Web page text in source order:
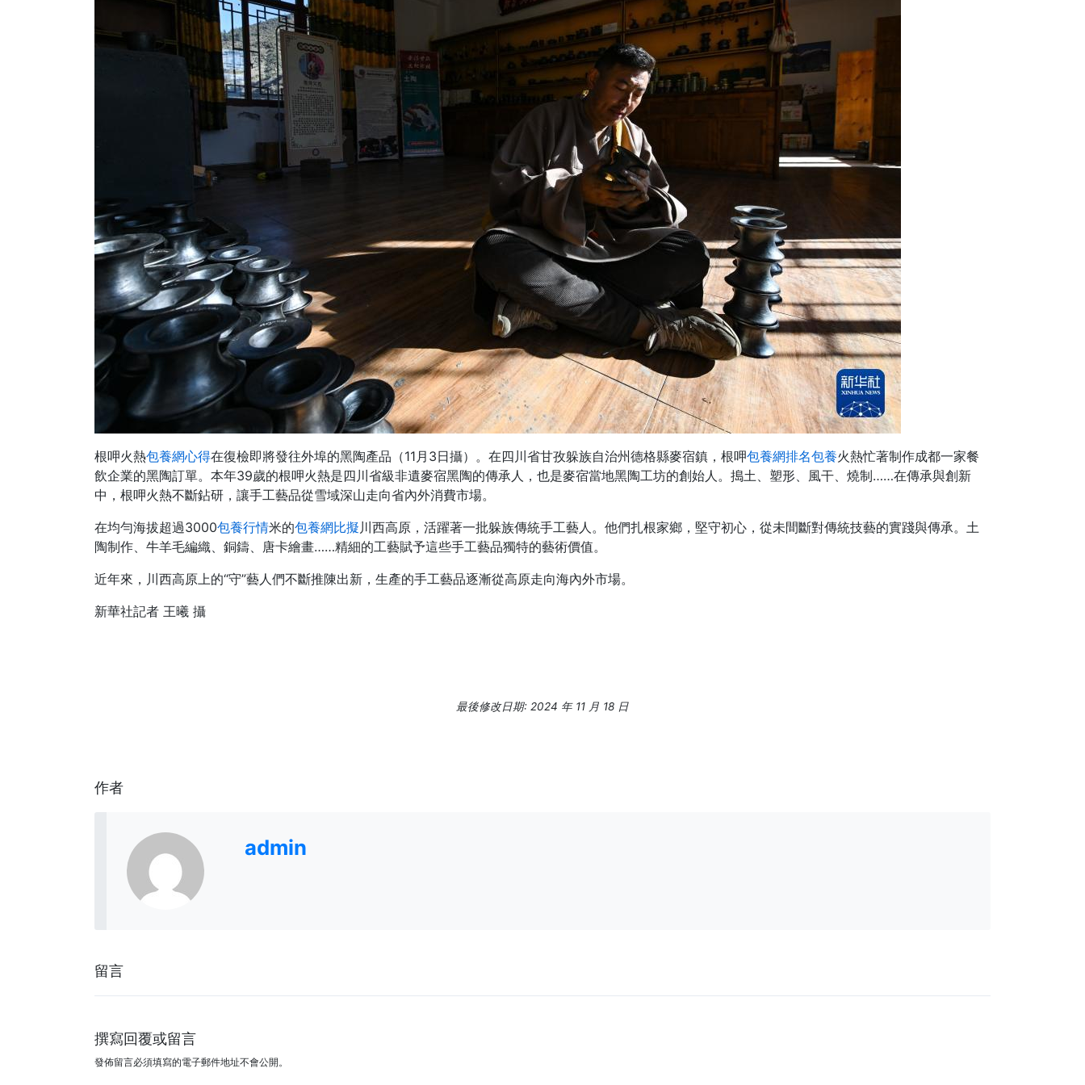
根呷火熱包養網心得在復檢即將發往外埠的黑陶產品（11月3日攝）。在四川省甘孜躲族自治州德格縣麥宿鎮，根呷包養網排名包養火熱忙著制作成都一家餐
飲企業的黑陶訂單。本年39歲的根呷火熱是四川省級非遺麥宿黑陶的傳承人，也是麥宿當地黑陶工坊的創始人。搗土、塑形、風干、燒制……在傳承與創新
中，根呷火熱不斷鉆研，讓手工藝品從雪域深山走向省內外消費市場。
在均勻海拔超過3000包養行情米的包養網比擬川西高原，活躍著一批躲族傳統手工藝人。他們扎根家鄉，堅守初心，從未間斷對傳統技藝的實踐與傳承。土
陶制作、牛羊毛編織、銅鑄、唐卡繪畫……精細的工藝賦予這些手工藝品獨特的藝術價值。
近年來，川西高原上的“守”藝人們不斷推陳出新，生產的手工藝品逐漸從高原走向海內外市場。
新華社記者 王曦 攝
最後修改日期: 2024 年 11 月 18 日
作者
admin
留言
撰寫回覆或留言
發佈留言必須填寫的電子郵件地址不會公開。